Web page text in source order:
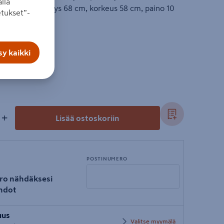
80 cm, syvyys 68 cm, korkeus 58 cm, paino 10
+ Lisää ostoskoriin
nähdäksesi
POSTINUMERO
postinumero
Valitse myymälä
kaikki